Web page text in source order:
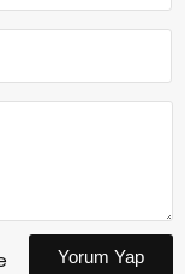
Yorum Yap